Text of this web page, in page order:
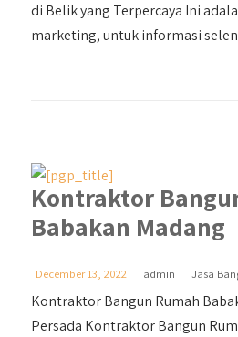
di Belik yang Terpercaya Ini
marketing, untuk informasi
Kontraktor
Babakan Madang
December 13, 2022 admin Jasa
Kontraktor Bangun Rumah
Persada Kontraktor Bangun